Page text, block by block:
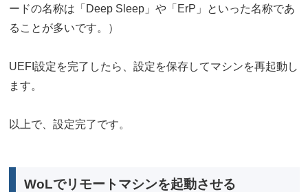
ードの名称は「Deep Sleep」や「ErP」といった名称であ
ることが多いです。）
UEFI設定を完了したら、設定を保存してマシンを再起動し
ます。
以上で、設定完了です。
WoLでリモートマシンを起動させる